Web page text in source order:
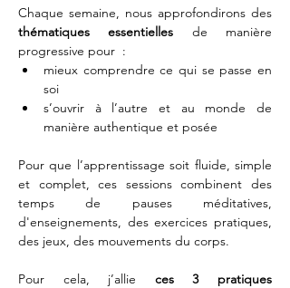
thématiques essentielles de manière
progressive pour  :
mieux comprendre ce qui se passe en
soi
s’ouvrir à l’autre et au monde de
manière authentique et posée
Pour que l’apprentissage soit fluide, simple
et complet, ces sessions combinent des
temps de pauses méditatives,
d'enseignements, des exercices pratiques,
des jeux, des mouvements du corps.
Pour cela, j’allie ces 3 pratiques